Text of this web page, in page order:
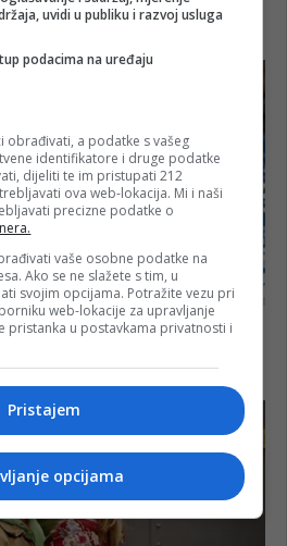
uvidi u publiku i razvoj usluga
podacima na uređaju
obrađivati, a podatke s vašeg
identifikatore i druge podatke
dijeliti te im pristupati 212
ova web-lokacija. Mi i naši
precizne podatke o
vaše osobne podatke na
Ako se ne slažete s tim, u
svojim opcijama. Potražite vezu pri
web-lokacije za upravljanje
pristanka u postavkama privatnosti i
Pristajem
opcijama